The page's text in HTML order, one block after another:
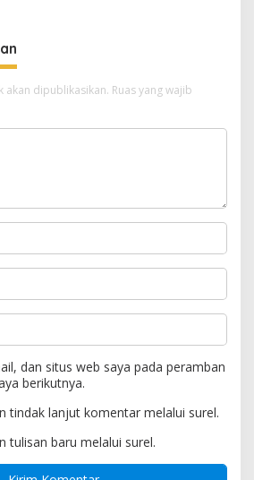
akan dipublikasikan. Ruas yang wajib
dan situs web saya pada peramban
berikutnya.
tindak lanjut komentar melalui surel.
tulisan baru melalui surel.